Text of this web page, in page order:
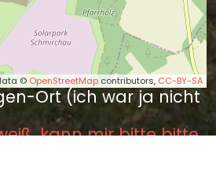
© OpenStreetMap contributors, CC-BY-SA
Ort (ich war ja nicht
kann mir bitte bitte